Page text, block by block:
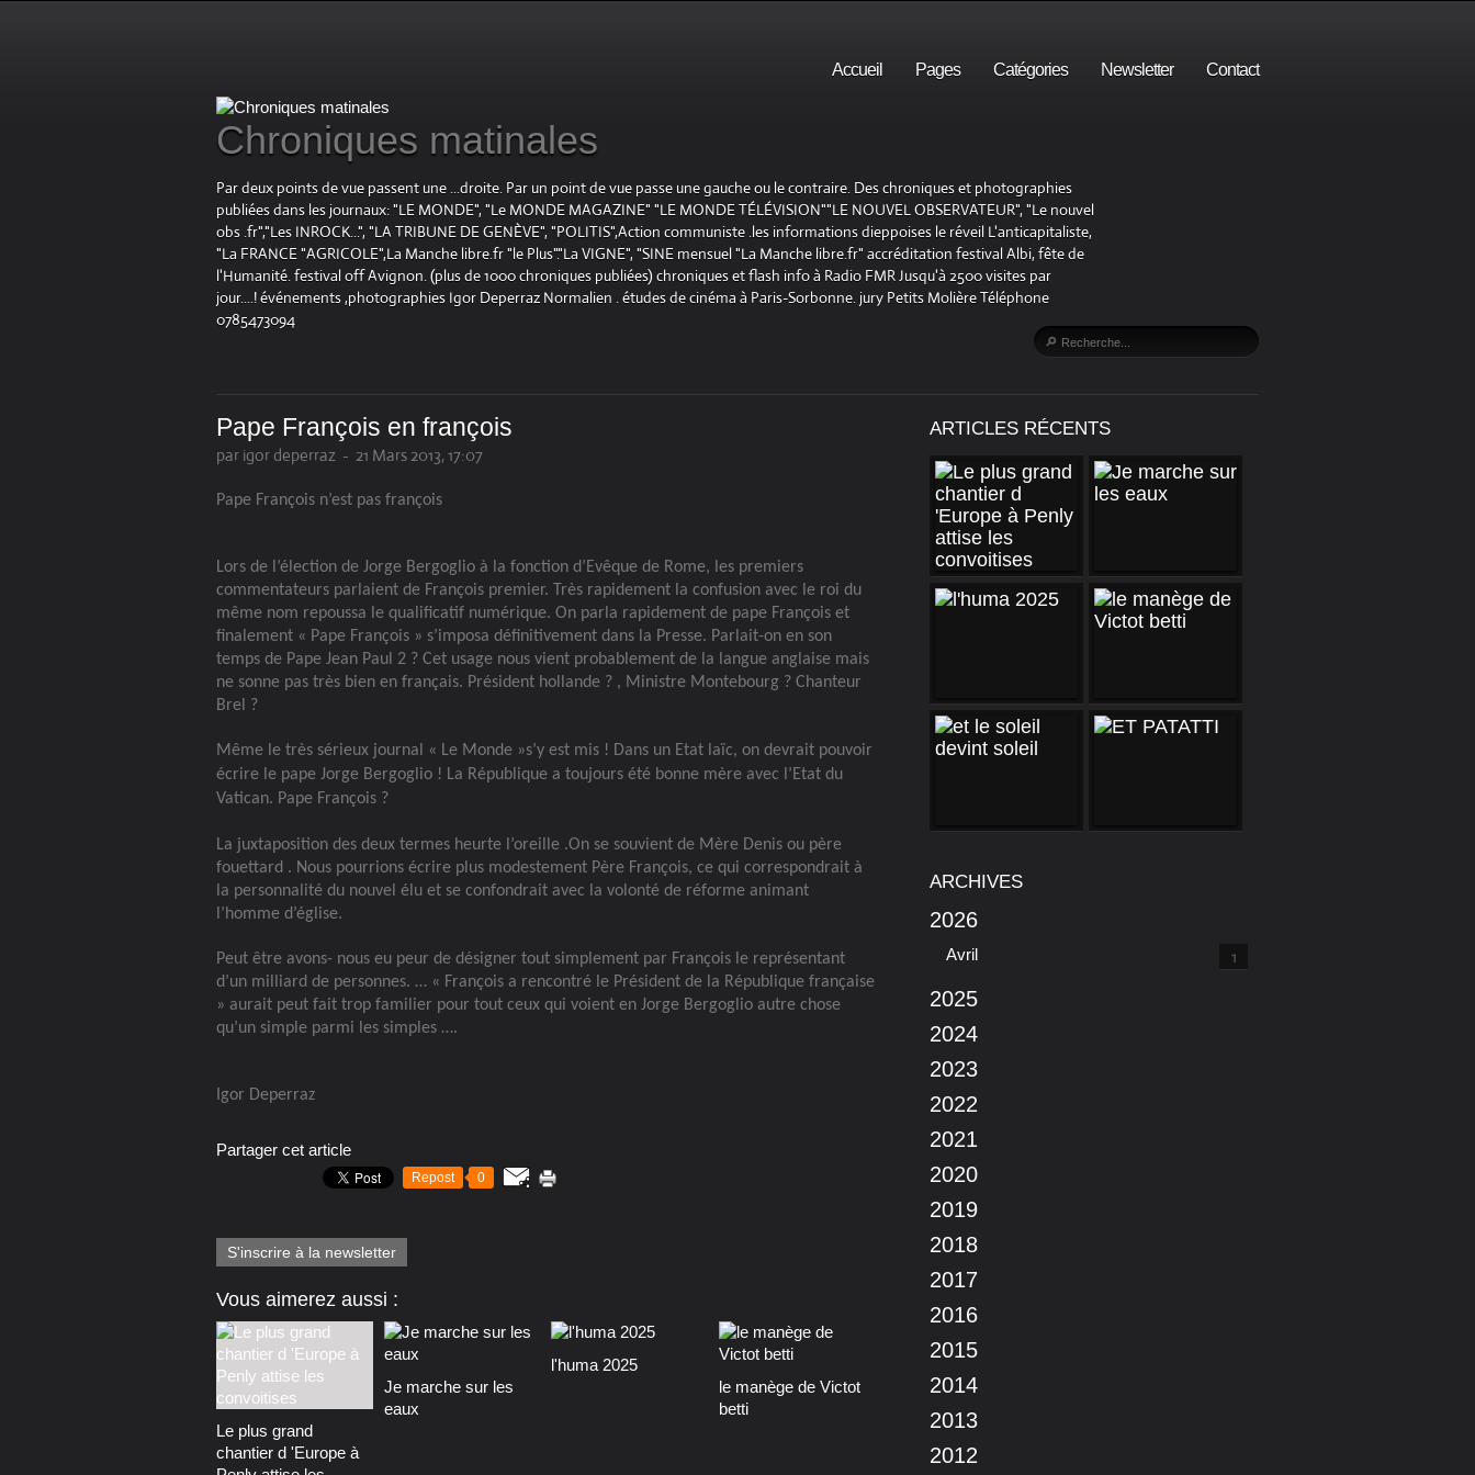
Accueil Pages Catégories Newsletter Contact
Chroniques matinales
Par deux points de vue passent une ...droite. Par un point de vue passe une gauche ou le contraire. Des chroniques et photographies
publiées dans les journaux: "LE MONDE", "Le MONDE MAGAZINE" "LE MONDE TÉLÉVISION""LE NOUVEL OBSERVATEUR", "Le nouvel
obs .fr","Les INROCK...", "LA TRIBUNE DE GENÈVE", "POLITIS",Action communiste .les informations dieppoises le réveil L'anticapitaliste,
"La FRANCE "AGRICOLE",La Manche libre.fr "le Plus"."La VIGNE", "SINE mensuel "La Manche libre.fr" accréditation festival Albi, fête de
l'Humanité. festival off Avignon. (plus de 1000 chroniques publiées) chroniques et flash info à Radio FMR Jusqu'à 2500 visites par
jour....! événements ,photographies Igor Deperraz Normalien . études de cinéma à Paris-Sorbonne. jury Petits Molière Téléphone
0785473094
Pape François en françois
par igor deperraz - 21 Mars 2013, 17:07
Pape François n’est pas françois
Lors de l’élection de Jorge Bergoglio à la fonction d’Evêque de Rome, les premiers
commentateurs parlaient de François premier. Très rapidement la confusion avec le roi du
même nom repoussa le qualificatif numérique. On parla rapidement de pape François et
finalement « Pape François » s’imposa définitivement dans la Presse. Parlait-on en son
temps de Pape Jean Paul 2 ? Cet usage nous vient probablement de la langue anglaise mais
ne sonne pas très bien en français. Président hollande ? , Ministre Montebourg ? Chanteur
Brel ?
Même le très sérieux journal « Le Monde »s’y est mis ! Dans un Etat laïc, on devrait pouvoir
écrire le pape Jorge Bergoglio ! La République a toujours été bonne mère avec l’Etat du
Vatican. Pape François ?
La juxtaposition des deux termes heurte l’oreille .On se souvient de Mère Denis ou père
fouettard . Nous pourrions écrire plus modestement Père François, ce qui correspondrait à
la personnalité du nouvel élu et se confondrait avec la volonté de réforme animant
l’homme d’église.
Peut être avons- nous eu peur de désigner tout simplement par François le représentant
d’un milliard de personnes. … « François a rencontré le Président de la République française
» aurait peut fait trop familier pour tout ceux qui voient en Jorge Bergoglio autre chose
qu’un simple parmi les simples ….
Igor Deperraz
Partager cet article
Repost 0
S'inscrire à la newsletter
Vous aimerez aussi :
Le plus grand
chantier d 'Europe à
Je marche sur les
eaux
l'huma 2025
le manège de Victot
betti
ARTICLES RÉCENTS
ARCHIVES
2026
Avril 1
2025
2024
2023
2022
2021
2020
2019
2018
2017
2016
2015
2014
2013
2012